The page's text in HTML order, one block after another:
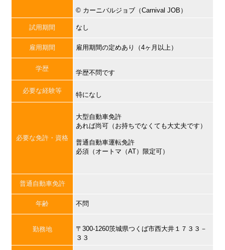
©︎ カーニバルジョブ（Carnival JOB）
試用期間 なし
雇用期間 雇用期間の定めあり（4ヶ月以上）
学歴
学歴不問です
必要な経験等
特になし
必要な免許・資格
大型自動車免許
あれば尚可（お持ちでなくても大丈夫です）
普通自動車運転免許
必須（オートマ（AT）限定可）
普通自動車免許
年齢 不問
勤務地
〒300-1260茨城県つくば市西大井１７３３－
３３